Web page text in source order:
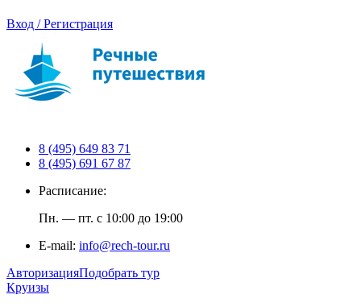
Вход / Регистрация
8 (495) 649 83 71
8 (495) 691 67 87
Расписание:
Пн. — пт. с 10:00 до 19:00
E-mail: info@rech-tour.ru
АвторизацияПодобрать тур
Круизы